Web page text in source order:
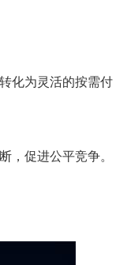
化为灵活的按需付
，促进公平竞争。